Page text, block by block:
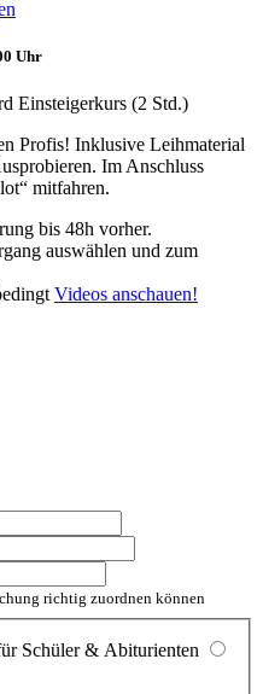
Uhr
Einsteigerkurs (2 Std.)
Profis! Inklusive Leihmaterial
Im Anschluss
mitfahren.
bis 48h vorher.
auswählen und zum
Videos anschauen!
richtig zuordnen können
Schüler & Abiturienten